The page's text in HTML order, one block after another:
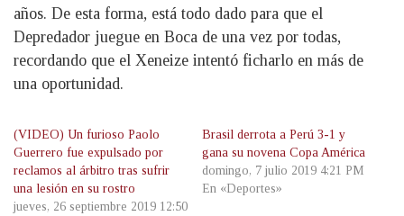
años. De esta forma, está todo dado para que el
Depredador juegue en Boca de una vez por todas,
recordando que el Xeneize intentó ficharlo en más de
una oportunidad.
(VIDEO) Un furioso Paolo
Guerrero fue expulsado por
reclamos al árbitro tras sufrir
una lesión en su rostro
jueves, 26 septiembre 2019 12:50
Brasil derrota a Perú 3-1 y
gana su novena Copa América
domingo, 7 julio 2019 4:21 PM
En «Deportes»